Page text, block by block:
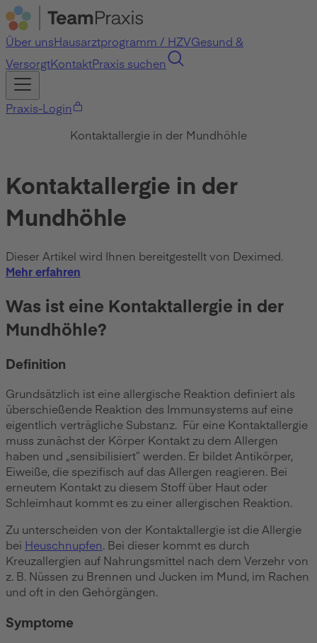
Über unsHausarztprogramm / HZVGesund &
VersorgtKontaktPraxis suchen
Praxis-Login
Kontaktallergie in der Mundhöhle
Kontaktallergie in der
Mundhöhle
Dieser Artikel wird Ihnen bereitgestellt von Deximed.
Mehr erfahren
Was ist eine Kontaktallergie in der
Mundhöhle?
Definition
Grundsätzlich ist eine allergische Reaktion definiert als
überschießende Reaktion des Immunsystems auf eine
eigentlich verträgliche Substanz. Für eine Kontaktallergie
muss zunächst der Körper Kontakt zu dem Allergen
haben und „sensibilisiert” werden. Er bildet Antikörper,
Eiweiße, die spezifisch auf das Allergen reagieren. Bei
erneutem Kontakt zu diesem Stoff über Haut oder
Schleimhaut kommt es zu einer allergischen Reaktion.
Zu unterscheiden von der Kontaktallergie ist die Allergie
bei Heuschnupfen. Bei dieser kommt es durch
Kreuzallergien auf Nahrungsmittel nach dem Verzehr von
z. B. Nüssen zu Brennen und Jucken im Mund, im Rachen
und oft in den Gehörgängen.
Symptome